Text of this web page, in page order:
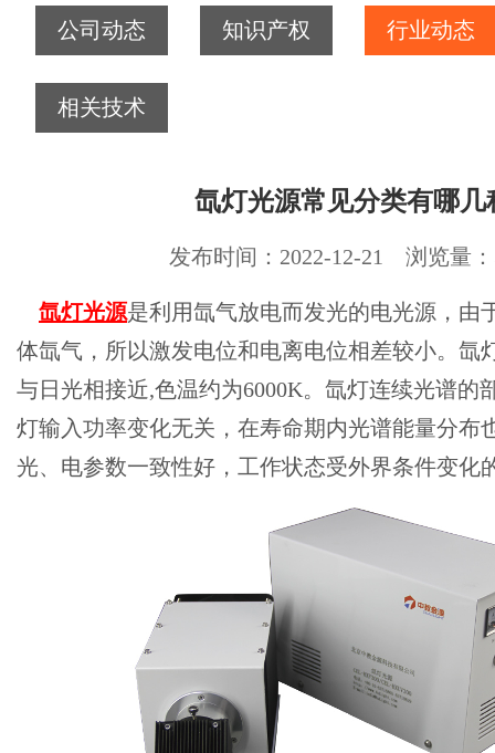
公司动态 知识产权 行业动态
相关技术
氙灯光源常见分类有哪几
发布时间：2022-12-21 浏览量：
氙灯光源是利用氙气放电而发光的电光源，由
体氙气，所以激发电位和电离电位相差较小。氙
与日光相接近,色温约为6000K。氙灯连续光谱的
灯输入功率变化无关，在寿命期内光谱能量分布
光、电参数一致性好，工作状态受外界条件变化